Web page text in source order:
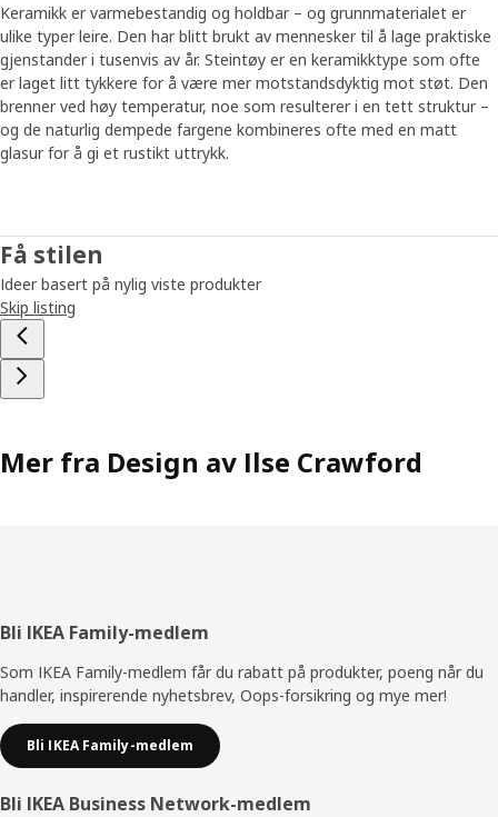
Keramikk er varmebestandig og holdbar – og grunnmaterialet er
ulike typer leire. Den har blitt brukt av mennesker til å lage praktiske
gjenstander i tusenvis av år. Steintøy er en keramikktype som ofte
er laget litt tykkere for å være mer motstandsdyktig mot støt. Den
brenner ved høy temperatur, noe som resulterer i en tett struktur –
og de naturlig dempede fargene kombineres ofte med en matt
glasur for å gi et rustikt uttrykk.
Få stilen
Ideer basert på nylig viste produkter
Skip listing
Mer fra Design av Ilse Crawford
Bunntekst
Bli IKEA Family-medlem
Som IKEA Family-medlem får du rabatt på produkter, poeng når du
handler, inspirerende nyhetsbrev, Oops-forsikring og mye mer!
Bli IKEA Family-medlem
Bli IKEA Business Network-medlem